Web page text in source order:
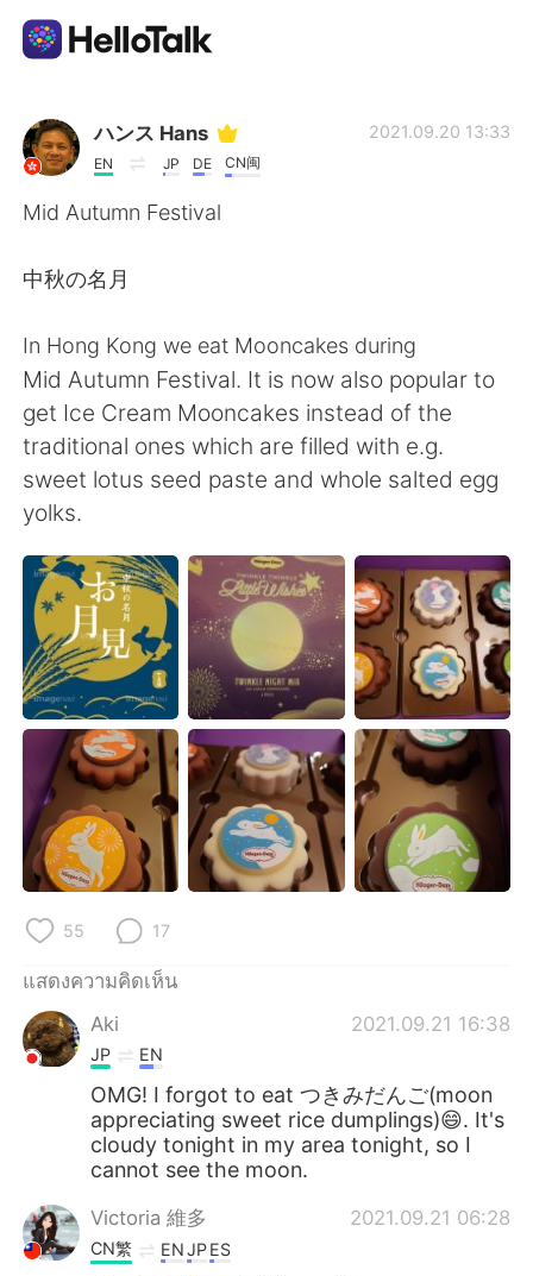
แอปแลกเปลี่ยนทางภาษา
AI Grammar Checker
English 简体中文
繁體中文 Español
العربية Français
한국어 Русский
Indonesia Italiano
Türkçe Tiếng Việt
Português
ハンス Hans
EN JP DE CN闽
2021.09.20 13:33
Mid Autumn Festival
中秋の名月
In Hong Kong we eat Mooncakes during
Mid Autumn Festival. It is now also popular to
get Ice Cream Mooncakes instead of the
traditional ones which are filled with e.g.
sweet lotus seed paste and whole salted egg
yolks.
55 17
แสดงความคิดเห็น
Aki
2021.09.21 16:38
JP EN
OMG! I forgot to eat つきみだんご(moon
appreciating sweet rice dumplings)😄. It's
cloudy tonight in my area tonight, so I
cannot see the moon.
Victoria 維多 2021.09.21 06:28
CN繁 ENJPES